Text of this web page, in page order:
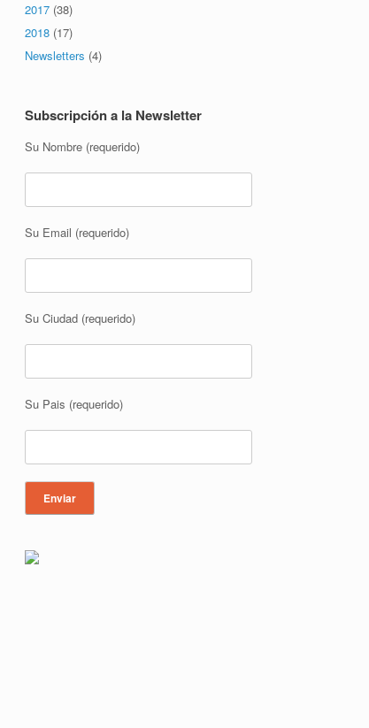
2017 (38)
2018 (17)
Newsletters (4)
Subscripción a la Newsletter
Su Nombre (requerido)
Su Email (requerido)
Su Ciudad (requerido)
Su Pais (requerido)